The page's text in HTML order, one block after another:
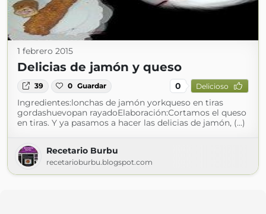
1 febrero 2015
Delicias de jamón y queso
39 0 Guardar 0 Delicioso
Ingredientes:lonchas de jamón yorkqueso en tiras
gordashuevopan rayadoElaboración:Cortamos el queso
en tiras. Y ya pasamos a hacer las delicias de jamón, (...)
Recetario Burbu
recetarioburbu.blogspot.com